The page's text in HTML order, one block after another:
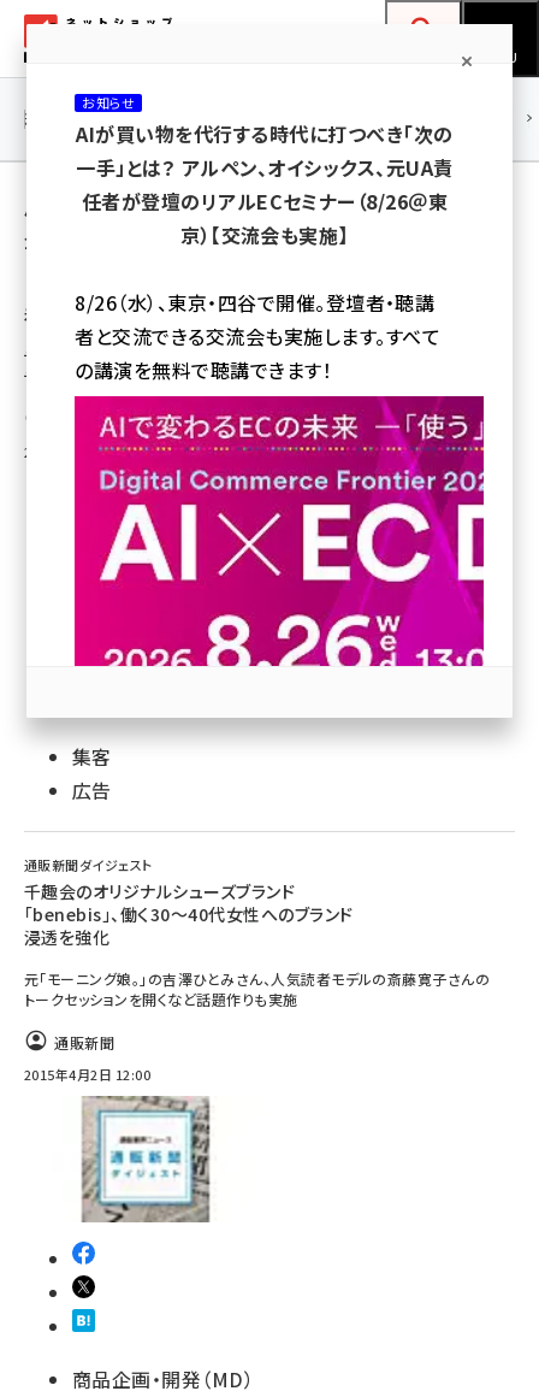
ン
ネットショップ担当者フォーラム
MENU
yahoo (1908)
楽天 (1876)
アスクル (1122)
base (1083)
ビィ・フォアード (781)
revico (744)
連載・特集 |
用語「靴」 が使われている記事の一覧
全 23 記事中 1 ～ 23 を表示中
ロコンドが4年ぶりにテレビCMを放映へ、「試
着」「返品無料」といったサービスを訴求
テレビCMの放映期間は1月4日から1月12日までで、日本テレビ系列とフジ
テレビ系列で放送
瀧川 正実
2014年12月24日 11:30
集客
広告
通販新聞ダイジェスト
千趣会のオリジナルシューズブランド
「benebis」、働く30～40代女性へのブランド
浸透を強化
元「モーニング娘。」の吉澤ひとみさん、人気読者モデルの斎藤寛子さんの
トークセッションを開くなど話題作りも実施
通販新聞
2015年4月2日 12:00
商品企画・開発（MD）
お知らせ
AIが買い物を代行する時代に打つべき「次の
一手」とは？ アルペン、オイシックス、元UA責
任者が登壇のリアルECセミナー（8/26＠東
京）【交流会も実施】
8/26（水）、東京・四谷で開催。登壇者・聴講
者と交流できる交流会も実施します。すべて
の講演を無料で聴講できます！
参加登録はこちら↑